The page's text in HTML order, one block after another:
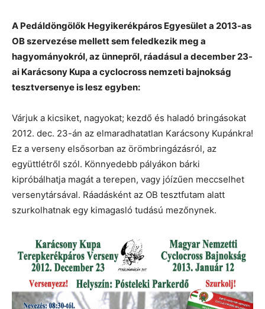
A Pedáldöngölők Hegyikerékpáros Egyesület a 2013-as
OB szervezése mellett sem feledkezik meg a
hagyományokról, az ünnepről, ráadásul a december 23-
ai Karácsony Kupa a cyclocross nemzeti bajnokság
tesztversenye is lesz egyben:
Várjuk a kicsiket, nagyokat; kezdő és haladó bringásokat
2012. dec. 23-án az elmaradhatatlan Karácsony Kupánkra!
Ez a verseny elsősorban az örömbringázásról, az
együttlétről szól. Könnyedebb pályákon bárki
kipróbálhatja magát a terepen, vagy jóízűen meccselhet
versenytársával. Ráadásként az OB tesztfutam alatt
szurkolhatnak egy kimagasló tudású mezőnynek.